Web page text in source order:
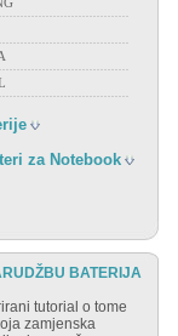
za Notebook
BATERIJA
tutorial o tome
zamjenska